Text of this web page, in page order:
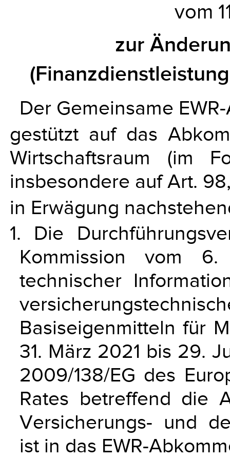
vom
zur
Der Gemeinsame
gestützt auf das
Wirtschaftsraum (im
insbesondere auf Art.
in Erwägung
1. Die
Kommission vom
technischer
Basiseigenmitteln für
31. März 2021 bis 29.
2009/138/EG des
Rates betreffend die
Versicherungs- und
ist in das EWR-